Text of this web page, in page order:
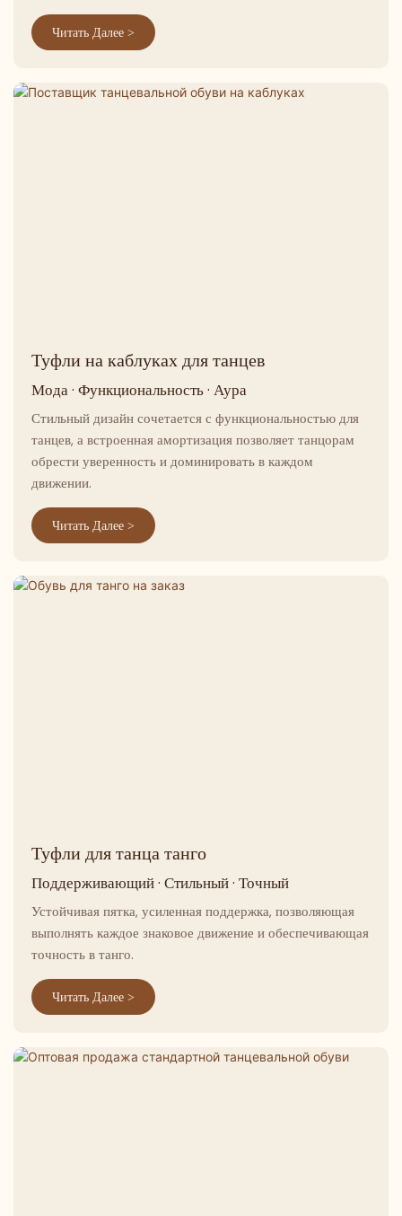
Читать Далее >
Туфли на каблуках для танцев
Мода · Функциональность · Аура
Стильный дизайн сочетается с функциональностью для
танцев, а встроенная амортизация позволяет танцорам
обрести уверенность и доминировать в каждом
движении.
Читать Далее >
Туфли для танца танго
Поддерживающий · Стильный · Точный
Устойчивая пятка, усиленная поддержка, позволяющая
выполнять каждое знаковое движение и обеспечивающая
точность в танго.
Читать Далее >